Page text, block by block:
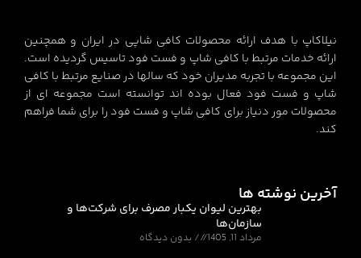
ایمیل*
وب‌ سایت
ذخیره نام، ایمیل و وبسایت من در مرورگر برای زمانی که دوباره دیدگاهی